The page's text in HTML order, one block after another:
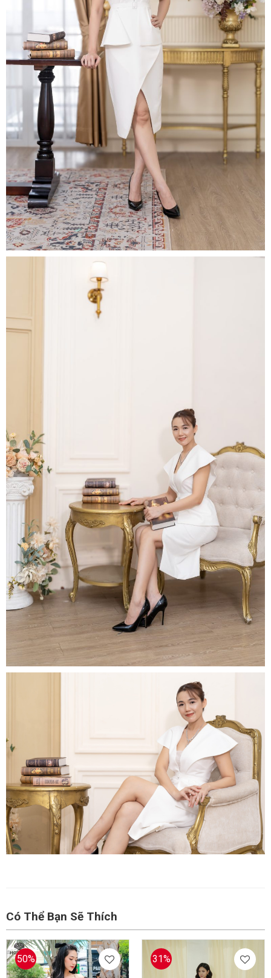
Có Thể Bạn Sẽ Thích
50% 31%